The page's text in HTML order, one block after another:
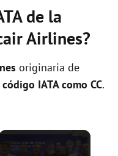
de la
Airlines?
originaria de
código IATA como CC.